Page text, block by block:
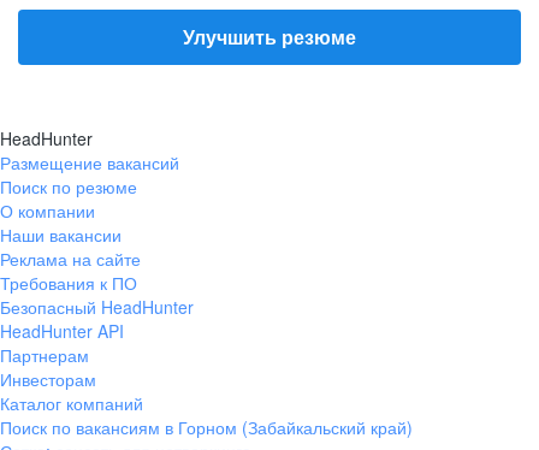
Улучшить резюме
HeadHunter
Размещение вакансий
Поиск по резюме
О компании
Наши вакансии
Реклама на сайте
Требования к ПО
Безопасный HeadHunter
HeadHunter API
Партнерам
Инвесторам
Каталог компаний
Поиск по вакансиям в Горном (Забайкальский край)